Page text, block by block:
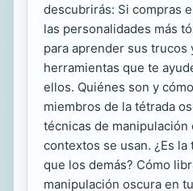
descubrirás: Si compras
las personalidades más
para aprender sus trucos
herramientas que te
ellos. Quiénes son y
miembros de la tétrada
técnicas de manipulación
contextos se usan. ¿Es
que los demás? Cómo
manipulación oscura en